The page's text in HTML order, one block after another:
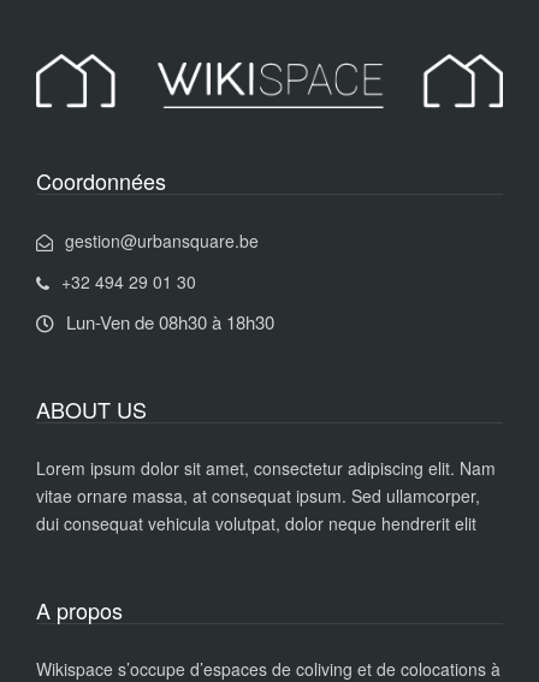
Coordonnées
gestion@urbansquare.be
+32 494 29 01 30
Lun-Ven de 08h30 à 18h30
ABOUT US
Lorem ipsum dolor sit amet, consectetur adipiscing elit. Nam
vitae ornare massa, at consequat ipsum. Sed ullamcorper,
dui consequat vehicula volutpat, dolor neque hendrerit elit
A propos
Wikispace s’occupe d’espaces de coliving et de colocations à